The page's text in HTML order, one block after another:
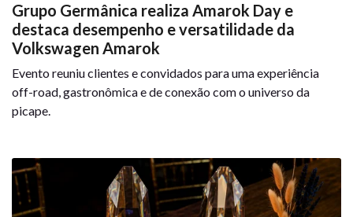
Grupo Germânica realiza Amarok Day e
destaca desempenho e versatilidade da
Volkswagen Amarok
Evento reuniu clientes e convidados para uma experiência
off-road, gastronômica e de conexão com o universo da
picape.